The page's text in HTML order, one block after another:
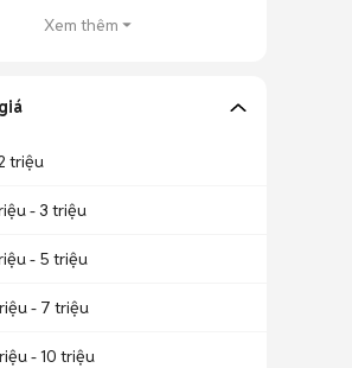
Xem thêm
triệu
- 3 triệu
- 5 triệu
- 7 triệu
- 10 triệu